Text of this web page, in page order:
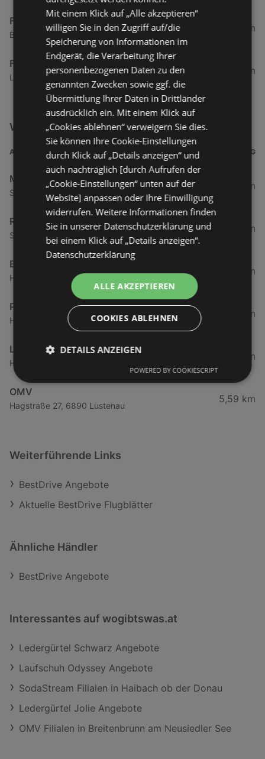
Fiat
Bundesstraße 114a, 6500 Landeck-Gurnau
79,31 km
Fiat
Lechtaler Straße 56, 6600 Lechaschau
83,02 km
Weitere Auto & Tanken Filialen in der Nähe
ADRESSE ENTFERNUNG
Mazda Austria GmbH
Schwanenstraße 3, 6973 Höchst
4 km
RENAULT ÖSTERREICH GmbH
Schwanenstraße 3, 6973 Hoechst
4 km
BP Austria
Harderstraße 84, 6972 Fussach
4,66 km
Peugeot Austria Gesellschaft m.b.H.
Harderstraße 1, 6972 Fussach
5,27 km
Leitner GmbH & Co KG
Harderstraße 1, 6972 Fussach
5,3 km
OMV
Hagstraße 27, 6890 Lustenau
5,59 km
Weiterführende Links
BestDrive Angebote
Aktuelle BestDrive Flugblätter
Ähnliche Händler
BestDrive Angebote
Interessantes auf wogibtswas.at
Ledergürtel Schwarz Angebote
Laufschuh Odyssey Angebote
SodaStream Filialen in Haibach ob der Donau
Ledergürtel Jolie Angebote
OMV Filialen in Breitenbrunn am Neusiedler See
Mit einem Klick auf „Alle akzeptieren“
willigen Sie in den Zugriff auf/die
Speicherung von Informationen im
Endgerät, die Verarbeitung Ihrer
personenbezogenen Daten zu den
genannten Zwecken sowie ggf. die
Übermittlung Ihrer Daten in Drittländer
ausdrücklich ein. Mit einem Klick auf
„Cookies ablehnen“ verweigern Sie dies.
Sie können Ihre Cookie-Einstellungen
durch Klick auf „Details anzeigen“ und
auch nachträglich [durch Aufrufen der
„Cookie-Einstellungen“ unten auf der
Website] anpassen oder Ihre Einwilligung
widerrufen. Weitere Informationen finden
Sie in unserer Datenschutzerklärung und
bei einem Klick auf „Details anzeigen“.
Datenschutzerklärung
ALLE AKZEPTIEREN
COOKIES ABLEHNEN
DETAILS ANZEIGEN
POWERED BY COOKIESCRIPT